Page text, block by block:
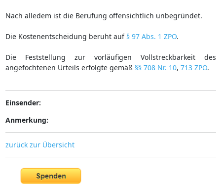
Nach alledem ist die Berufung offensichtlich unbegründet.
Die Kostenentscheidung beruht auf § 97 Abs. 1 ZPO.
Die Feststellung zur vorläufigen Vollstreckbarkeit des
angefochtenen Urteils erfolgte gemäß §§ 708 Nr. 10, 713 ZPO.
Einsender:
Anmerkung:
zurück zur Übersicht